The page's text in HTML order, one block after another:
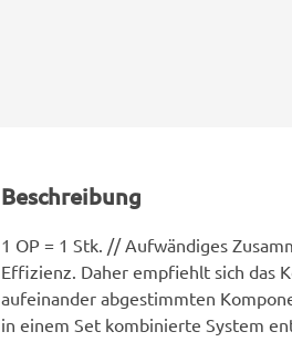
Beschreibung
1 OP = 1 Stk. // Aufwändiges
Effizienz. Daher empfiehlt sich das
aufeinander abgestimmten
in einem Set kombinierte System